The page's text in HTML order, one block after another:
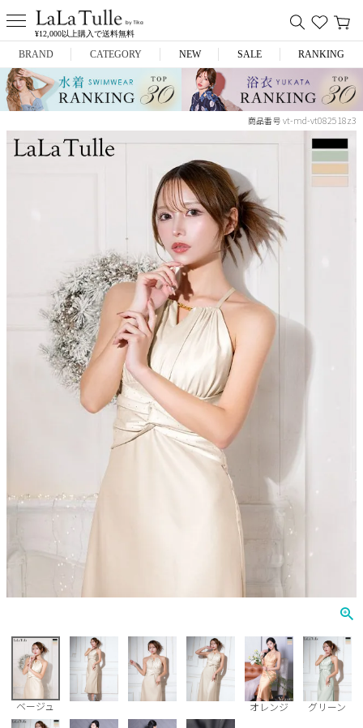
¥12,000以上購入で送料無料
BRAND
Anella
ANGEL R
GLAMOROUS
JENNNY
COMEX
Rechercher
CATEGORY
ミニドレス
ランジェリー
NEW SALE RANKING
商品番号 vt-md-vt082518z3
ベージュ オレンジ グリーン